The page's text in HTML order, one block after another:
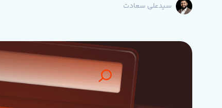
سیدعلی سعادت